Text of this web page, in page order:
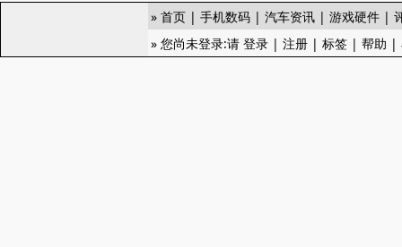
» 首页 | 手机数码 | 汽车资讯 | 游戏硬件 |
» 您尚未登录:请 登录 | 注册 | 标签 | 帮助 |